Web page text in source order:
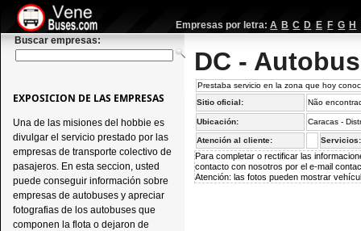
Empresas por letra: A B C D E F G H
Buscar empresas:
DC -
Prestaba servicio en la zona que hoy
Sitio oficial:
Não
Ubicación: Caracas -
Atención al cliente: Servicios:
Para completar o rectificar las
contacto con nosotros por el e-mail
Atención: las fotos pueden mostrar
EXPOSICION DE LAS EMPRESAS
Una de las misiones del hobbie es
divulgar el servicio prestado por las
empresas de transporte colectivo de
pasajeros. En esta seccion, usted
puede conseguir información sobre
empresas de autobuses y apreciar
fotografias de los autobuses que
componen la flota o dejaron de